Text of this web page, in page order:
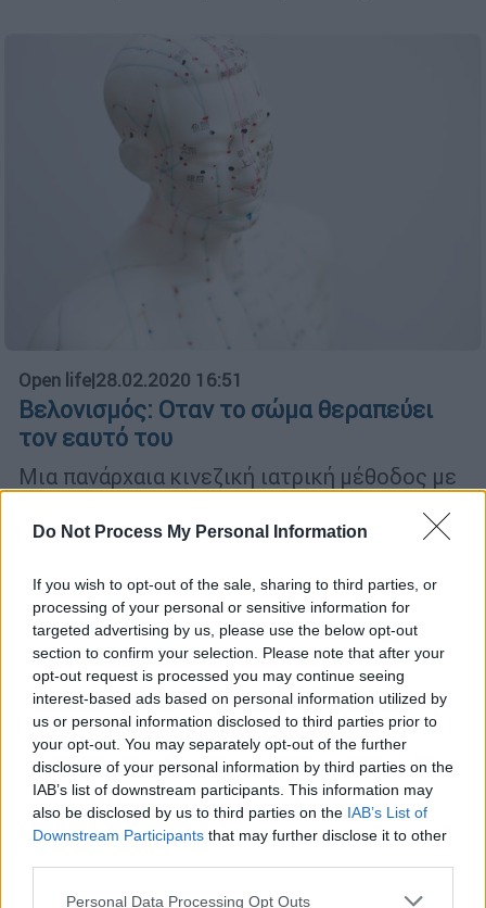
Do Not Process My Personal Information
If you wish to opt-out of the sale, sharing to third parties, or
processing of your personal or sensitive information for
targeted advertising by us, please use the below opt-out
section to confirm your selection. Please note that after your
opt-out request is processed you may continue seeing
interest-based ads based on personal information utilized by
us or personal information disclosed to third parties prior to
your opt-out. You may separately opt-out of the further
disclosure of your personal information by third parties on the
IAB’s list of downstream participants. This information may
also be disclosed by us to third parties on the IAB’s List of
Downstream Participants that may further disclose it to other
Please note that this website/app uses one or more Google
Personal Data Processing Opt Outs
Open life|28.02.2020 16:51
Βελονισμός: Οταν το σώμα θεραπεύει
τον εαυτό του
Μια πανάρχαια κινεζική ιατρική μέθοδος με
αποτελέσματα σε ποικίλες παθήσεις, που
ατόμου